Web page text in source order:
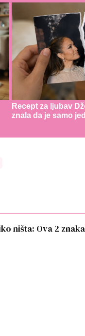
Recept za ljubav
znala da je samo
ništa: Ova 2